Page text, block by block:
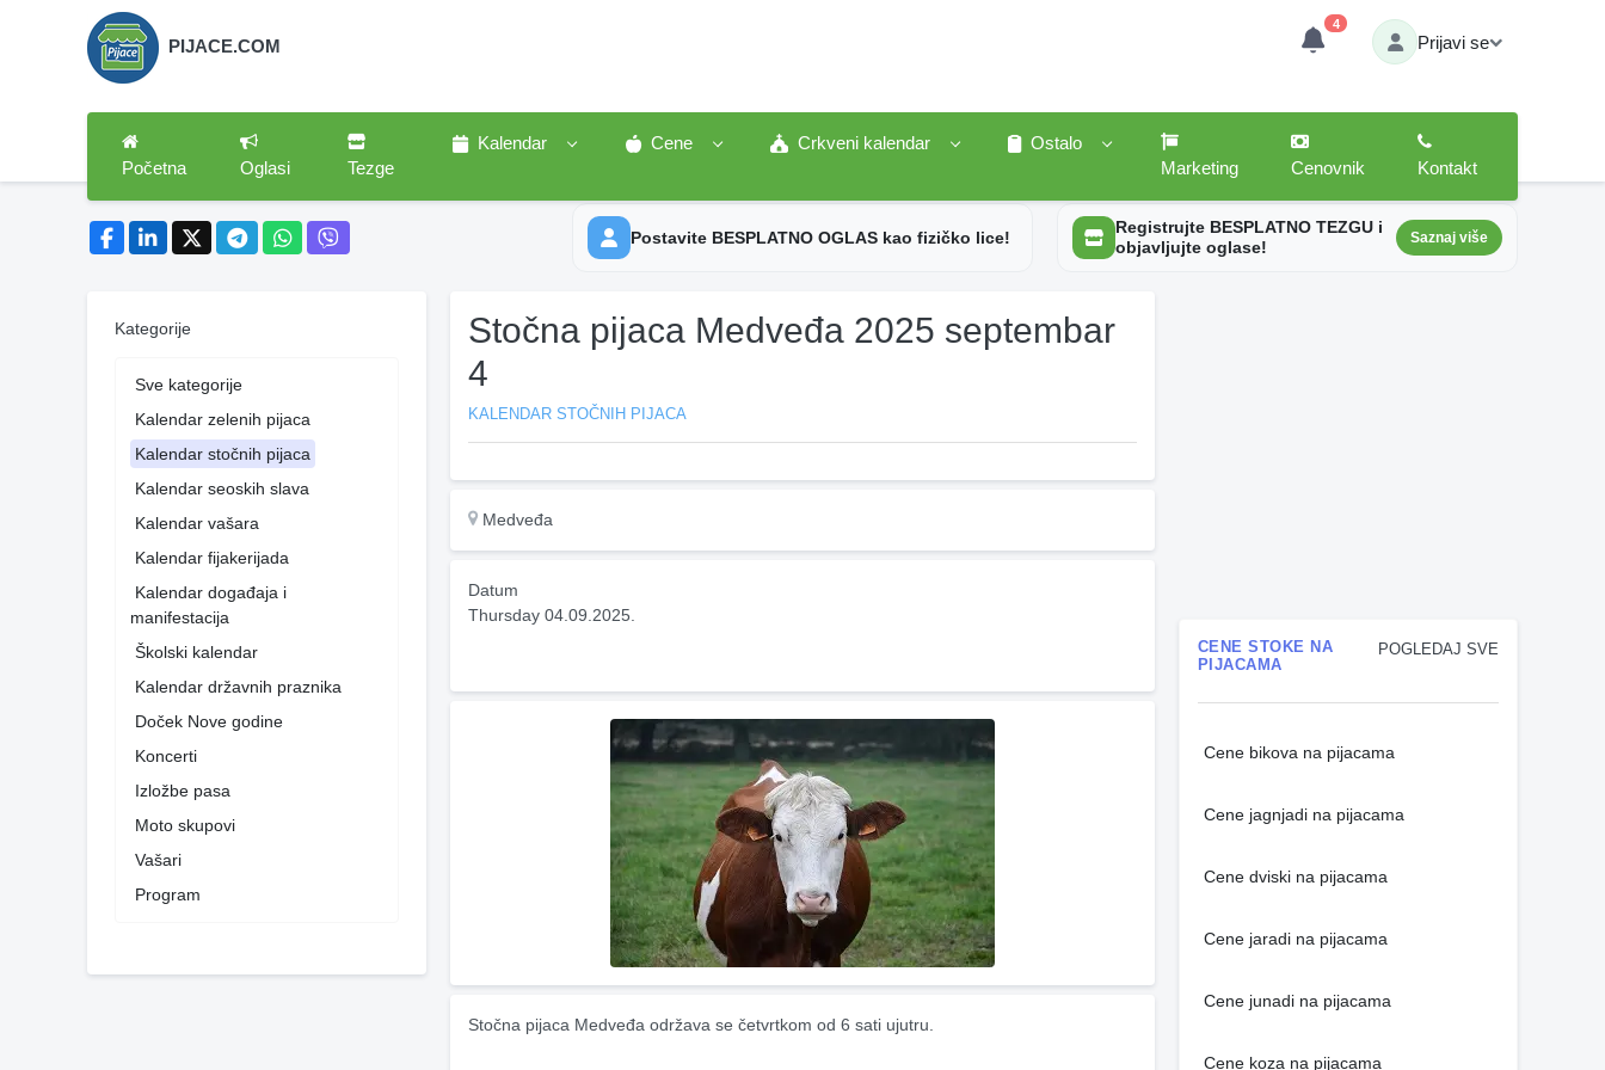
PIJACE.COM
4
Prijavi se
Početna Oglasi Tezge
Kalendar Cene Crkveni kalendar
Ostalo
Marketing
Cenovnik Kontakt
Postavite BESPLATNO OGLAS kao fizičko lice!
Registrujte BESPLATNO TEZGU i
objavljujte oglase!
Saznaj više
Kategorije
Sve kategorije
Kalendar zelenih pijaca
Kalendar stočnih pijaca
Kalendar seoskih slava
Kalendar vašara
Kalendar fijakerijada
Kalendar događaja i
manifestacija
Školski kalendar
Kalendar državnih praznika
Doček Nove godine
Koncerti
Izložbe pasa
Moto skupovi
Vašari
Program
Stočna pijaca Medveđa 2025 septembar
4
KALENDAR STOČNIH PIJACA
Medveđa
Datum
Thursday 04.09.2025.
Stočna pijaca Medveđa održava se četvrtkom od 6 sati ujutru.
POGLEDAJ SVE
CENE STOKE NA
PIJACAMA
Cene bikova na pijacama
Cene jagnjadi na pijacama
Cene dviski na pijacama
Cene jaradi na pijacama
Cene junadi na pijacama
Cene koza na pijacama